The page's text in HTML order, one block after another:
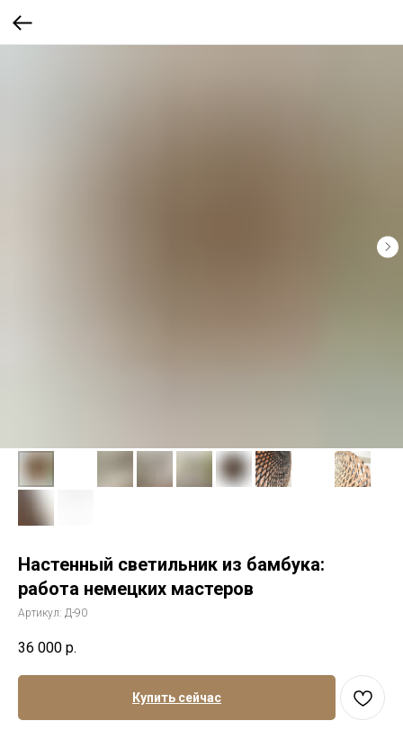
Настенный светильник из бамбука:
работа немецких мастеров
Артикул: Д-90
36 000 р.
Купить сейчас